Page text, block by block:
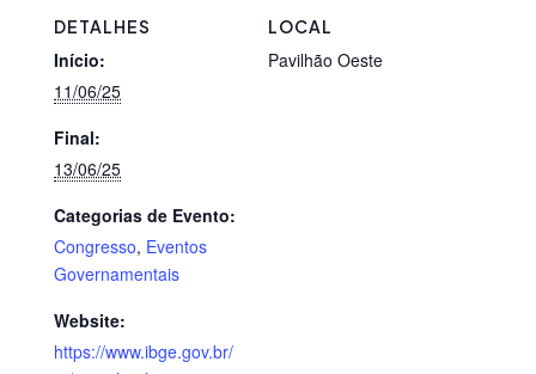
DETALHES
Início:
11/06/25
Final:
13/06/25
Categorias de Evento:
Congresso, Eventos
Governamentais
Website:
https://www.ibge.gov.br/
LOCAL
Pavilhão Oeste